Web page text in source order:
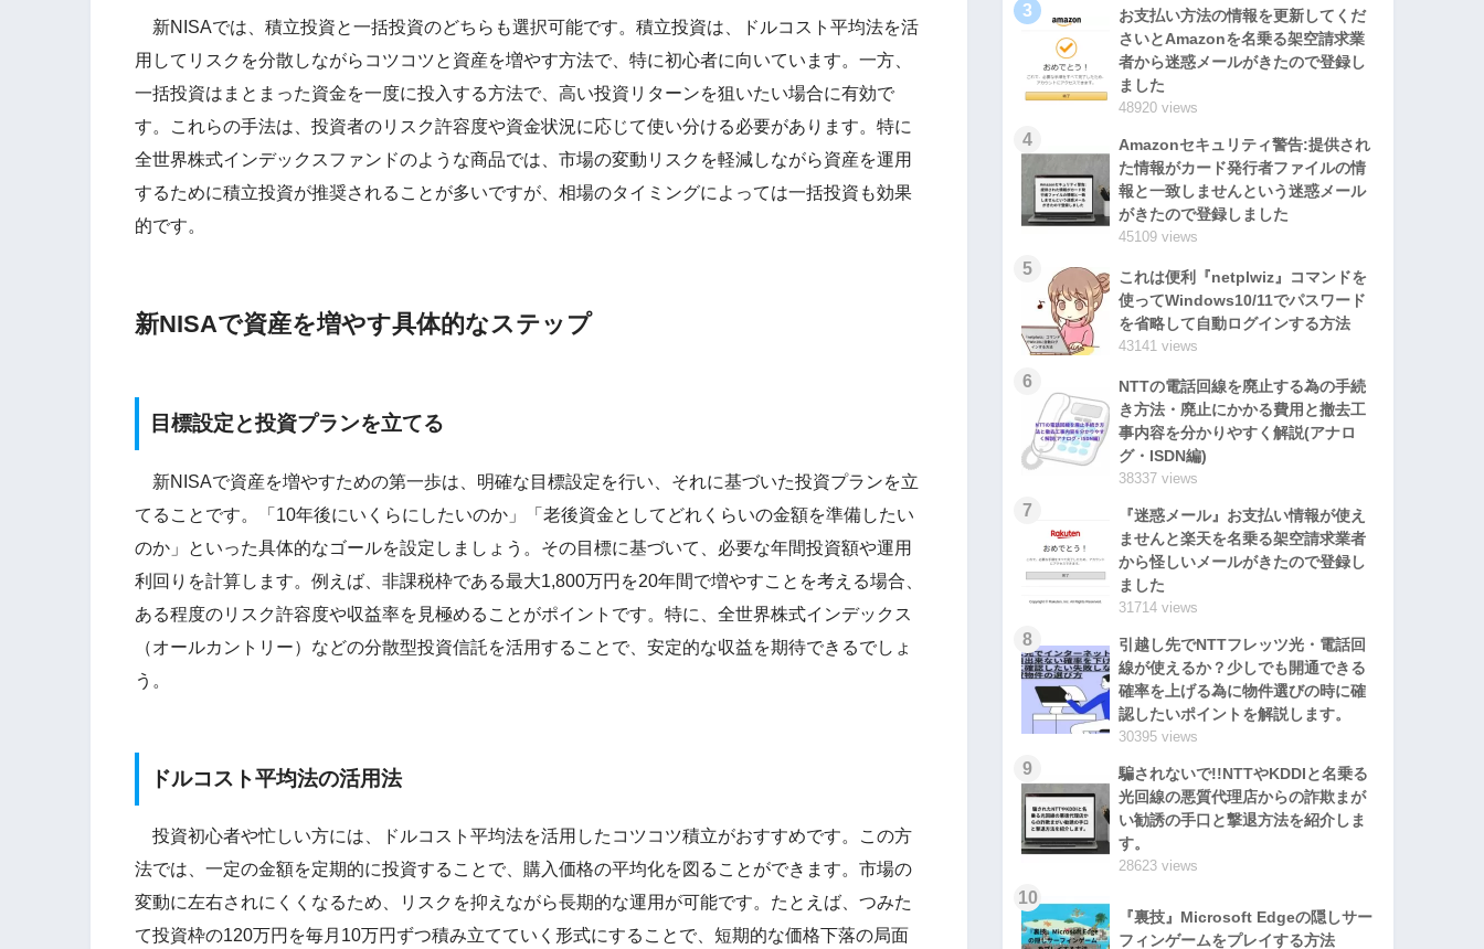
新NISAでは、積立投資と一括投資のどちらも選択可能です。積立投資は、ドルコスト平均法を活
用してリスクを分散しながらコツコツと資産を増やす方法で、特に初心者に向いています。一方、
一括投資はまとまった資金を一度に投入する方法で、高い投資リターンを狙いたい場合に有効で
す。これらの手法は、投資者のリスク許容度や資金状況に応じて使い分ける必要があります。特に
全世界株式インデックスファンドのような商品では、市場の変動リスクを軽減しながら資産を運用
するために積立投資が推奨されることが多いですが、相場のタイミングによっては一括投資も効果
的です。
新NISAで資産を増やす具体的なステップ
目標設定と投資プランを立てる
新NISAで資産を増やすための第一歩は、明確な目標設定を行い、それに基づいた投資プランを立
てることです。「10年後にいくらにしたいのか」「老後資金としてどれくらいの金額を準備したい
のか」といった具体的なゴールを設定しましょう。その目標に基づいて、必要な年間投資額や運用
利回りを計算します。例えば、非課税枠である最大1,800万円を20年間で増やすことを考える場合、
ある程度のリスク許容度や収益率を見極めることがポイントです。特に、全世界株式インデックス
（オールカントリー）などの分散型投資信託を活用することで、安定的な収益を期待できるでしょ
う。
ドルコスト平均法の活用法
投資初心者や忙しい方には、ドルコスト平均法を活用したコツコツ積立がおすすめです。この方
法では、一定の金額を定期的に投資することで、購入価格の平均化を図ることができます。市場の
変動に左右されにくくなるため、リスクを抑えながら長期的な運用が可能です。たとえば、つみた
て投資枠の120万円を毎月10万円ずつ積み立てていく形式にすることで、短期的な価格下落の局面
3
お支払い方法の情報を更新してくだ
さいとAmazonを名乗る架空請求業
者から迷惑メールがきたので登録し
ました
48920 views
4
Amazonセキュリティ警告:提供され
た情報がカード発行者ファイルの情
報と一致しませんという迷惑メール
がきたので登録しました
45109 views
5
これは便利『netplwiz』コマンドを
使ってWindows10/11でパスワード
を省略して自動ログインする方法
43141 views
6
NTTの電話回線を廃止する為の手続
き方法・廃止にかかる費用と撤去工
事内容を分かりやすく解説(アナロ
グ・ISDN編)
38337 views
7
『迷惑メール』お支払い情報が使え
ませんと楽天を名乗る架空請求業者
から怪しいメールがきたので登録し
ました
31714 views
8
引越し先でNTTフレッツ光・電話回
線が使えるか？少しでも開通できる
確率を上げる為に物件選びの時に確
認したいポイントを解説します。
30395 views
9
騙されないで!!NTTやKDDIと名乗る
光回線の悪質代理店からの詐欺まが
い勧誘の手口と撃退方法を紹介しま
す。
28623 views
10
『裏技』Microsoft Edgeの隠しサー
フィンゲームをプレイする方法